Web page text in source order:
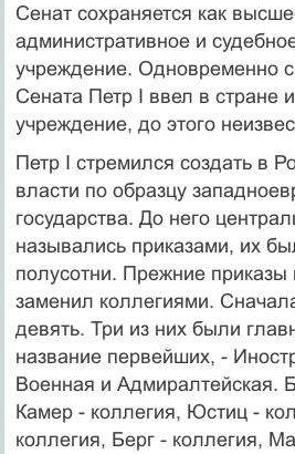
Сенат сохраняется как
административное и
учреждение. Одновременно с
Сената Петр I ввел в стране
учреждение, до этого
Петр I стремился создать в
власти по образцу
государства. До него
назывались приказами, их
полусотни. Прежние приказы
заменил коллегиями.
девять. Три из них были
название первейших, -
Военная и Адмиралтейская.
Камер - коллегия, Юстиц -
коллегия, Берг - коллегия,